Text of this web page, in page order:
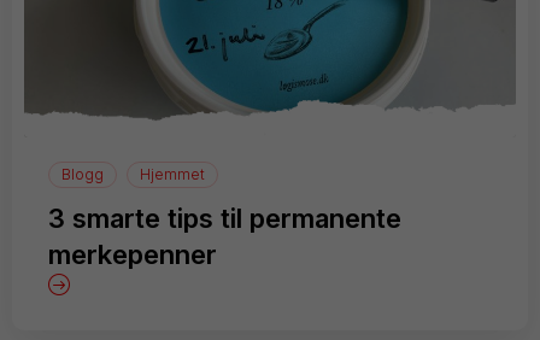
Blogg Hjemmet
3 smarte tips til permanente
merkepenner